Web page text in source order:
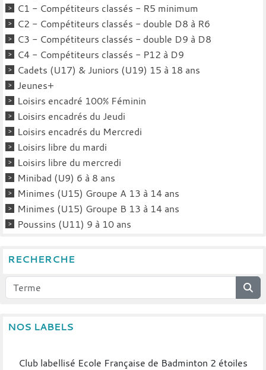
C1 - Compétiteurs classés - R5 minimum
C2 - Compétiteurs classés - double D8 à R6
C3 - Compétiteurs classés - double D9 à D8
C4 - Compétiteurs classés - P12 à D9
Cadets (U17) & Juniors (U19) 15 à 18 ans
Jeunes+
Loisirs encadré 100% Féminin
Loisirs encadrés du Jeudi
Loisirs encadrés du Mercredi
Loisirs libre du mardi
Loisirs libre du mercredi
Minibad (U9) 6 à 8 ans
Minimes (U15) Groupe A 13 à 14 ans
Minimes (U15) Groupe B 13 à 14 ans
Poussins (U11) 9 à 10 ans
RECHERCHE
NOS LABELS
Club labellisé Ecole Française de Badminton 2 étoiles